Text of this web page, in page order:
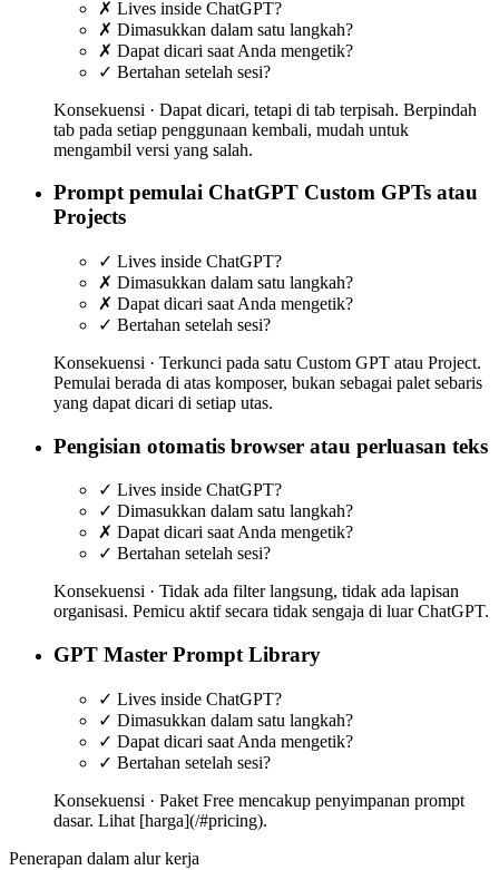
✗ Lives inside ChatGPT?
✗ Dimasukkan dalam satu langkah?
✗ Dapat dicari saat Anda mengetik?
✓ Bertahan setelah sesi?
Konsekuensi · Dapat dicari, tetapi di tab terpisah. Berpindah
tab pada setiap penggunaan kembali, mudah untuk
mengambil versi yang salah.
Prompt pemulai ChatGPT Custom GPTs atau
Projects
✓ Lives inside ChatGPT?
✗ Dimasukkan dalam satu langkah?
✗ Dapat dicari saat Anda mengetik?
✓ Bertahan setelah sesi?
Konsekuensi · Terkunci pada satu Custom GPT atau Project.
Pemulai berada di atas komposer, bukan sebagai palet sebaris
yang dapat dicari di setiap utas.
Pengisian otomatis browser atau perluasan teks
✓ Lives inside ChatGPT?
✓ Dimasukkan dalam satu langkah?
✗ Dapat dicari saat Anda mengetik?
✓ Bertahan setelah sesi?
Konsekuensi · Tidak ada filter langsung, tidak ada lapisan
organisasi. Pemicu aktif secara tidak sengaja di luar ChatGPT.
GPT Master Prompt Library
✓ Lives inside ChatGPT?
✓ Dimasukkan dalam satu langkah?
✓ Dapat dicari saat Anda mengetik?
✓ Bertahan setelah sesi?
Konsekuensi · Paket Free mencakup penyimpanan prompt
dasar. Lihat [harga](/#pricing).
Penerapan dalam alur kerja